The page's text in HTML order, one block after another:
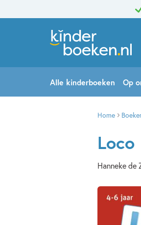
Alle kinderboeken Op
Home
Hanneke de